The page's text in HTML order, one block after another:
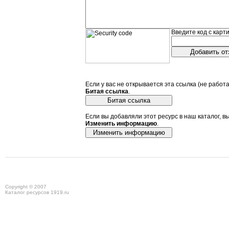
Введите код с
Если у вас не открывается эта ссылка (не
Битая ссылка.
Если вы добавляли этот ресурс в наш каталог,
Изменить информацию.
Copyright © 2007
Каталог ресурсов 1919.ru